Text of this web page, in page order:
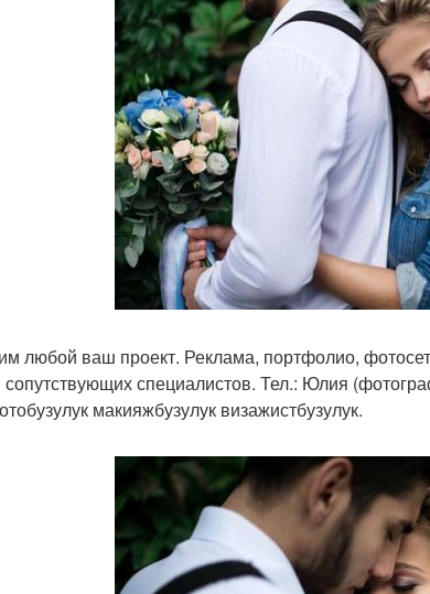
любой ваш проект. Реклама, портфолио,
специалистов. Тел.: Юлия
макияжбузулук визажистбузулук.